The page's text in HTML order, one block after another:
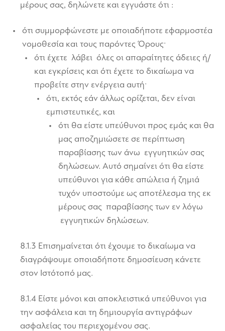
μέρους σας, δηλώνετε και εγγυάστε ότι :
ότι συμμορφώνεστε με οποιαδήποτε εφαρμοστέα
νομοθεσία και τους παρόντες Όρους·
ότι έχετε λάβει όλες οι απαραίτητες άδειες ή/
και εγκρίσεις και ότι έχετε το δικαίωμα να
προβείτε στην ενέργεια αυτή·
ότι, εκτός εάν άλλως ορίζεται, δεν είναι
εμπιστευτικές, και
ότι θα είστε υπεύθυνοι προς εμάς και θα
μας αποζημιώσετε σε περίπτωση
παραβίασης των άνω εγγυητικών σας
δηλώσεων. Αυτό σημαίνει ότι θα είστε
υπεύθυνοι για κάθε απώλεια ή ζημιά
τυχόν υποστούμε ως αποτέλεσμα της εκ
μέρους σας παραβίασης των εν λόγω
εγγυητικών δηλώσεων.
8.1.3 Επισημαίνεται ότι έχουμε το δικαίωμα να
διαγράψουμε οποιαδήποτε δημοσίευση κάνετε
στον Ιστότοπό μας.
8.1.4 Είστε μόνοι και αποκλειστικά υπεύθυνοι για
την ασφάλεια και τη δημιουργία αντιγράφων
ασφαλείας του περιεχομένου σας.